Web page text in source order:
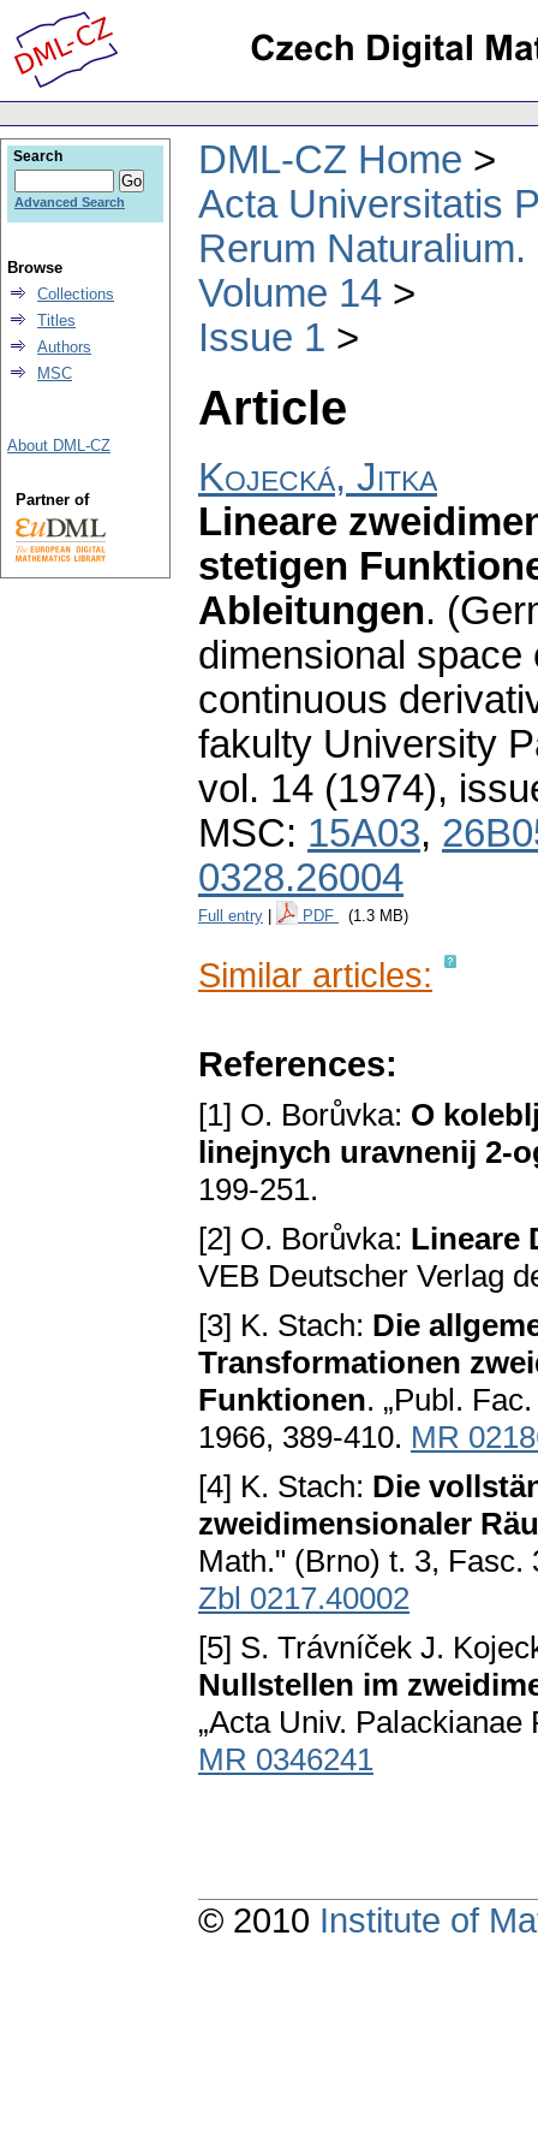
DML-CZ Home
Acta Universitatis
Rerum
Volume 14
Issue 1
Article
Kojecká, Jitka
Lineare
stetigen
Ableitungen.
dimensional
continuous
fakulty University
vol. 14 (1974),
MSC: 15A03,
0328.26004
Full entry PDF (1.3 MB)
Similar articles:
References:
[1] O. Borůvka: O
linejnych uravnenij 2-
199-251.
[2] O. Borůvka: Lineare
VEB Deutscher Verlag
[3] K. Stach: Die
Transformationen
Funktionen. „Publ.
1966, 389-410. MR
[4] K. Stach: Die
zweidimensionaler
Math." (Brno) t. 3,
Zbl 0217.40002
[5] S. Trávníček J.
Nullstellen im
„Acta Univ.
MR 0346241
Search
Advanced Search
Browse
Collections
Titles
Authors
MSC
About DML-CZ
Partner of
© 2010 Institute of